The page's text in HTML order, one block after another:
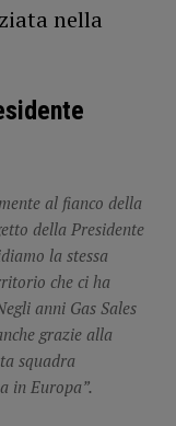
nella
al fianco della
della Presidente
la stessa
che ci ha
anni Gas Sales
grazie alla
squadra
in Europa”.